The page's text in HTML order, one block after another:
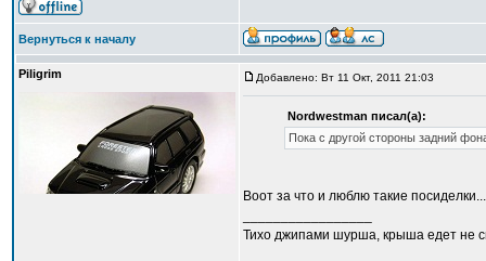
Вернуться к началу
Piligrim Добавлено: Вт 11 Окт, 2011 21:03
Nordwestman писал(а):
Пока с другой стороны задний
Воот за что и люблю такие
Тихо джипами шурша, крыша едет не